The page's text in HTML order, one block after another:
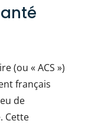
(ou « ACS »)
français
de
Cette